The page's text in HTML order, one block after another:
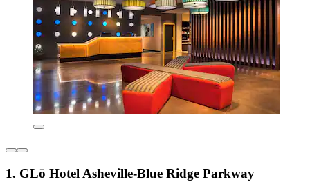
1. GLō Hotel Asheville-Blue Ridge Parkway